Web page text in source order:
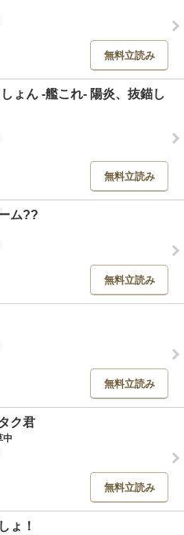
無料立読み
ょん -艦これ- 陽炎、抜錨し
無料立読み
ム??
無料立読み
無料立読み
ク君
中
無料立読み
ょ！